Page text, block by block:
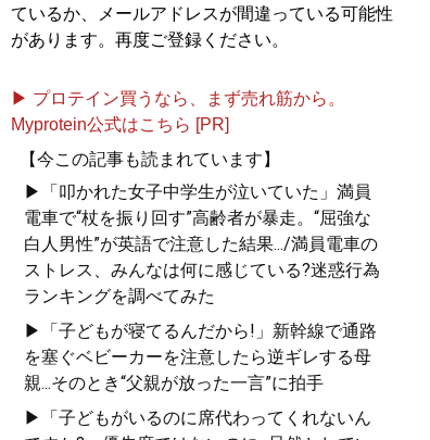
ているか、メールアドレスが間違っている可能性
があります。再度ご登録ください。
▶ プロテイン買うなら、まず売れ筋から。
Myprotein公式はこちら [PR]
【今この記事も読まれています】
▶「叩かれた女子中学生が泣いていた」満員
電車で“杖を振り回す”高齢者が暴走。“屈強な
白人男性”が英語で注意した結果.../満員電車の
ストレス、みんなは何に感じている?迷惑行為
ランキングを調べてみた
▶「子どもが寝てるんだから!」新幹線で通路
を塞ぐベビーカーを注意したら逆ギレする母
親...そのとき“父親が放った一言”に拍手
▶「子どもがいるのに席代わってくれないん